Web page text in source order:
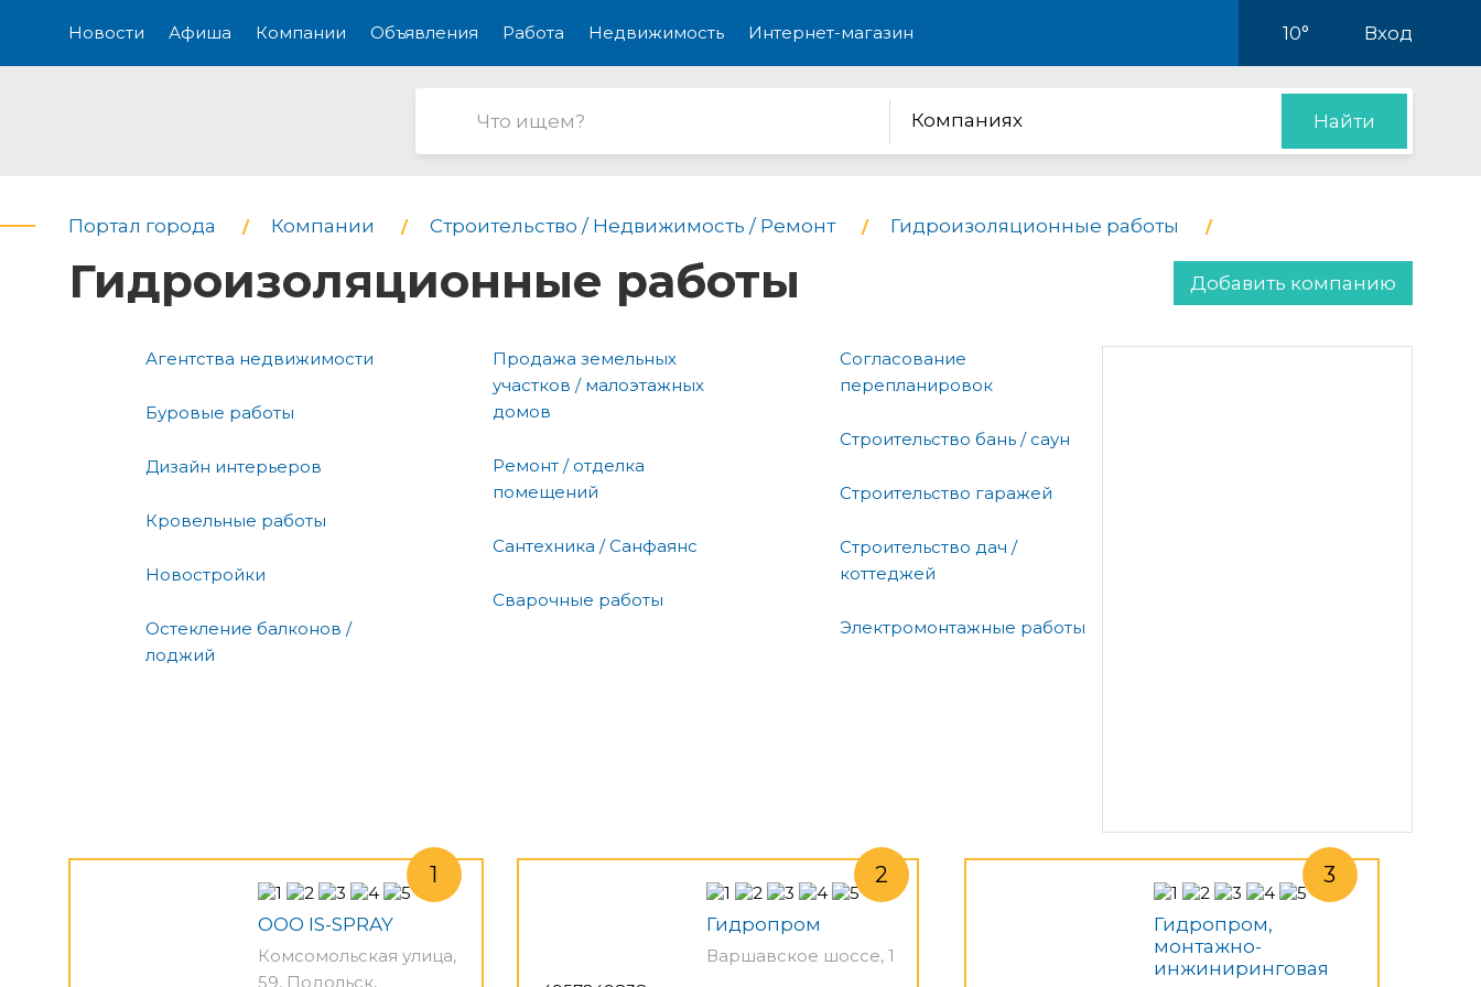
Новости Афиша Компании Объявления Работа Недвижимость Интернет-магазин 10° Вход
Компаниях Найти
Портал города Компании Строительство / Недвижимость / Ремонт Гидроизоляционные работы
Гидроизоляционные работы Добавить компанию
Агентства недвижимости
Буровые работы
Дизайн интерьеров
Кровельные работы
Новостройки
Остекление балконов /
лоджий
Продажа земельных
участков / малоэтажных
домов
Ремонт / отделка
помещений
Сантехника / Санфаянс
Сварочные работы
Согласование
перепланировок
Строительство бань / саун
Строительство гаражей
Строительство дач /
коттеджей
Электромонтажные работы
ООО IS-SPRAY
Комсомольская улица,
59, Подольск,
Гидропром
Варшавское шоссе, 1
Гидропром,
монтажно-
инжиниринговая